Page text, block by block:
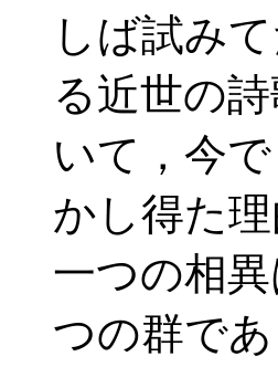
しば試み
る近世の
いて，今
かし得た
一つの相
つの群で